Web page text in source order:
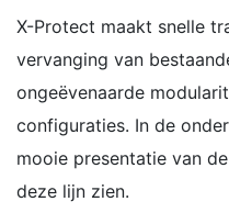
X-Protect maakt snelle
vervanging van
ongeëvenaarde
configuraties. In de
mooie presentatie van
deze lijn zien.